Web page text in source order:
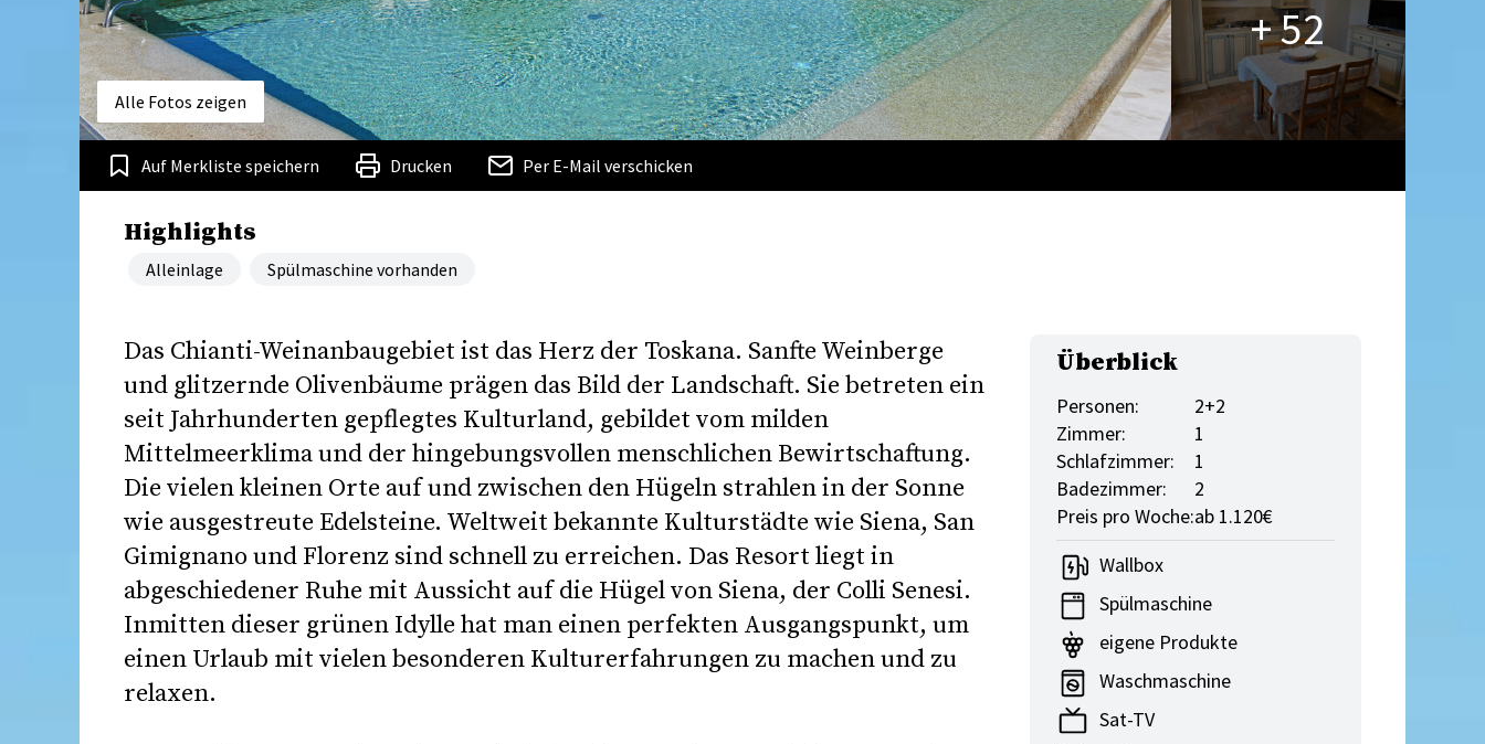
Alle Fotos zeigen
+ 52
Auf Merkliste speichern Drucken Per E-Mail verschicken
Highlights
Alleinlage Spülmaschine vorhanden
Überblick
Personen:
2+2
Zimmer:
1
Schlafzimmer:
1
Badezimmer:
2
Preis pro Woche:ab 1.120€
Wallbox
Spülmaschine
eigene Produkte
Waschmaschine
Sat-TV
Das Chianti-Weinanbaugebiet ist das Herz der Toskana. Sanfte Weinberge
und glitzernde Olivenbäume prägen das Bild der Landschaft. Sie betreten ein
seit Jahrhunderten gepflegtes Kulturland, gebildet vom milden
Mittelmeerklima und der hingebungsvollen menschlichen Bewirtschaftung.
Die vielen kleinen Orte auf und zwischen den Hügeln strahlen in der Sonne
wie ausgestreute Edelsteine. Weltweit bekannte Kulturstädte wie Siena, San
Gimignano und Florenz sind schnell zu erreichen. Das Resort liegt in
abgeschiedener Ruhe mit Aussicht auf die Hügel von Siena, der Colli Senesi.
Inmitten dieser grünen Idylle hat man einen perfekten Ausgangspunkt, um
einen Urlaub mit vielen besonderen Kulturerfahrungen zu machen und zu
relaxen.